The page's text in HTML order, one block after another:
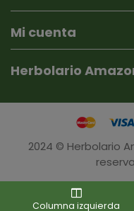
Mi cuenta
Herbolario
2024 © Herbolario
Columna izquierda